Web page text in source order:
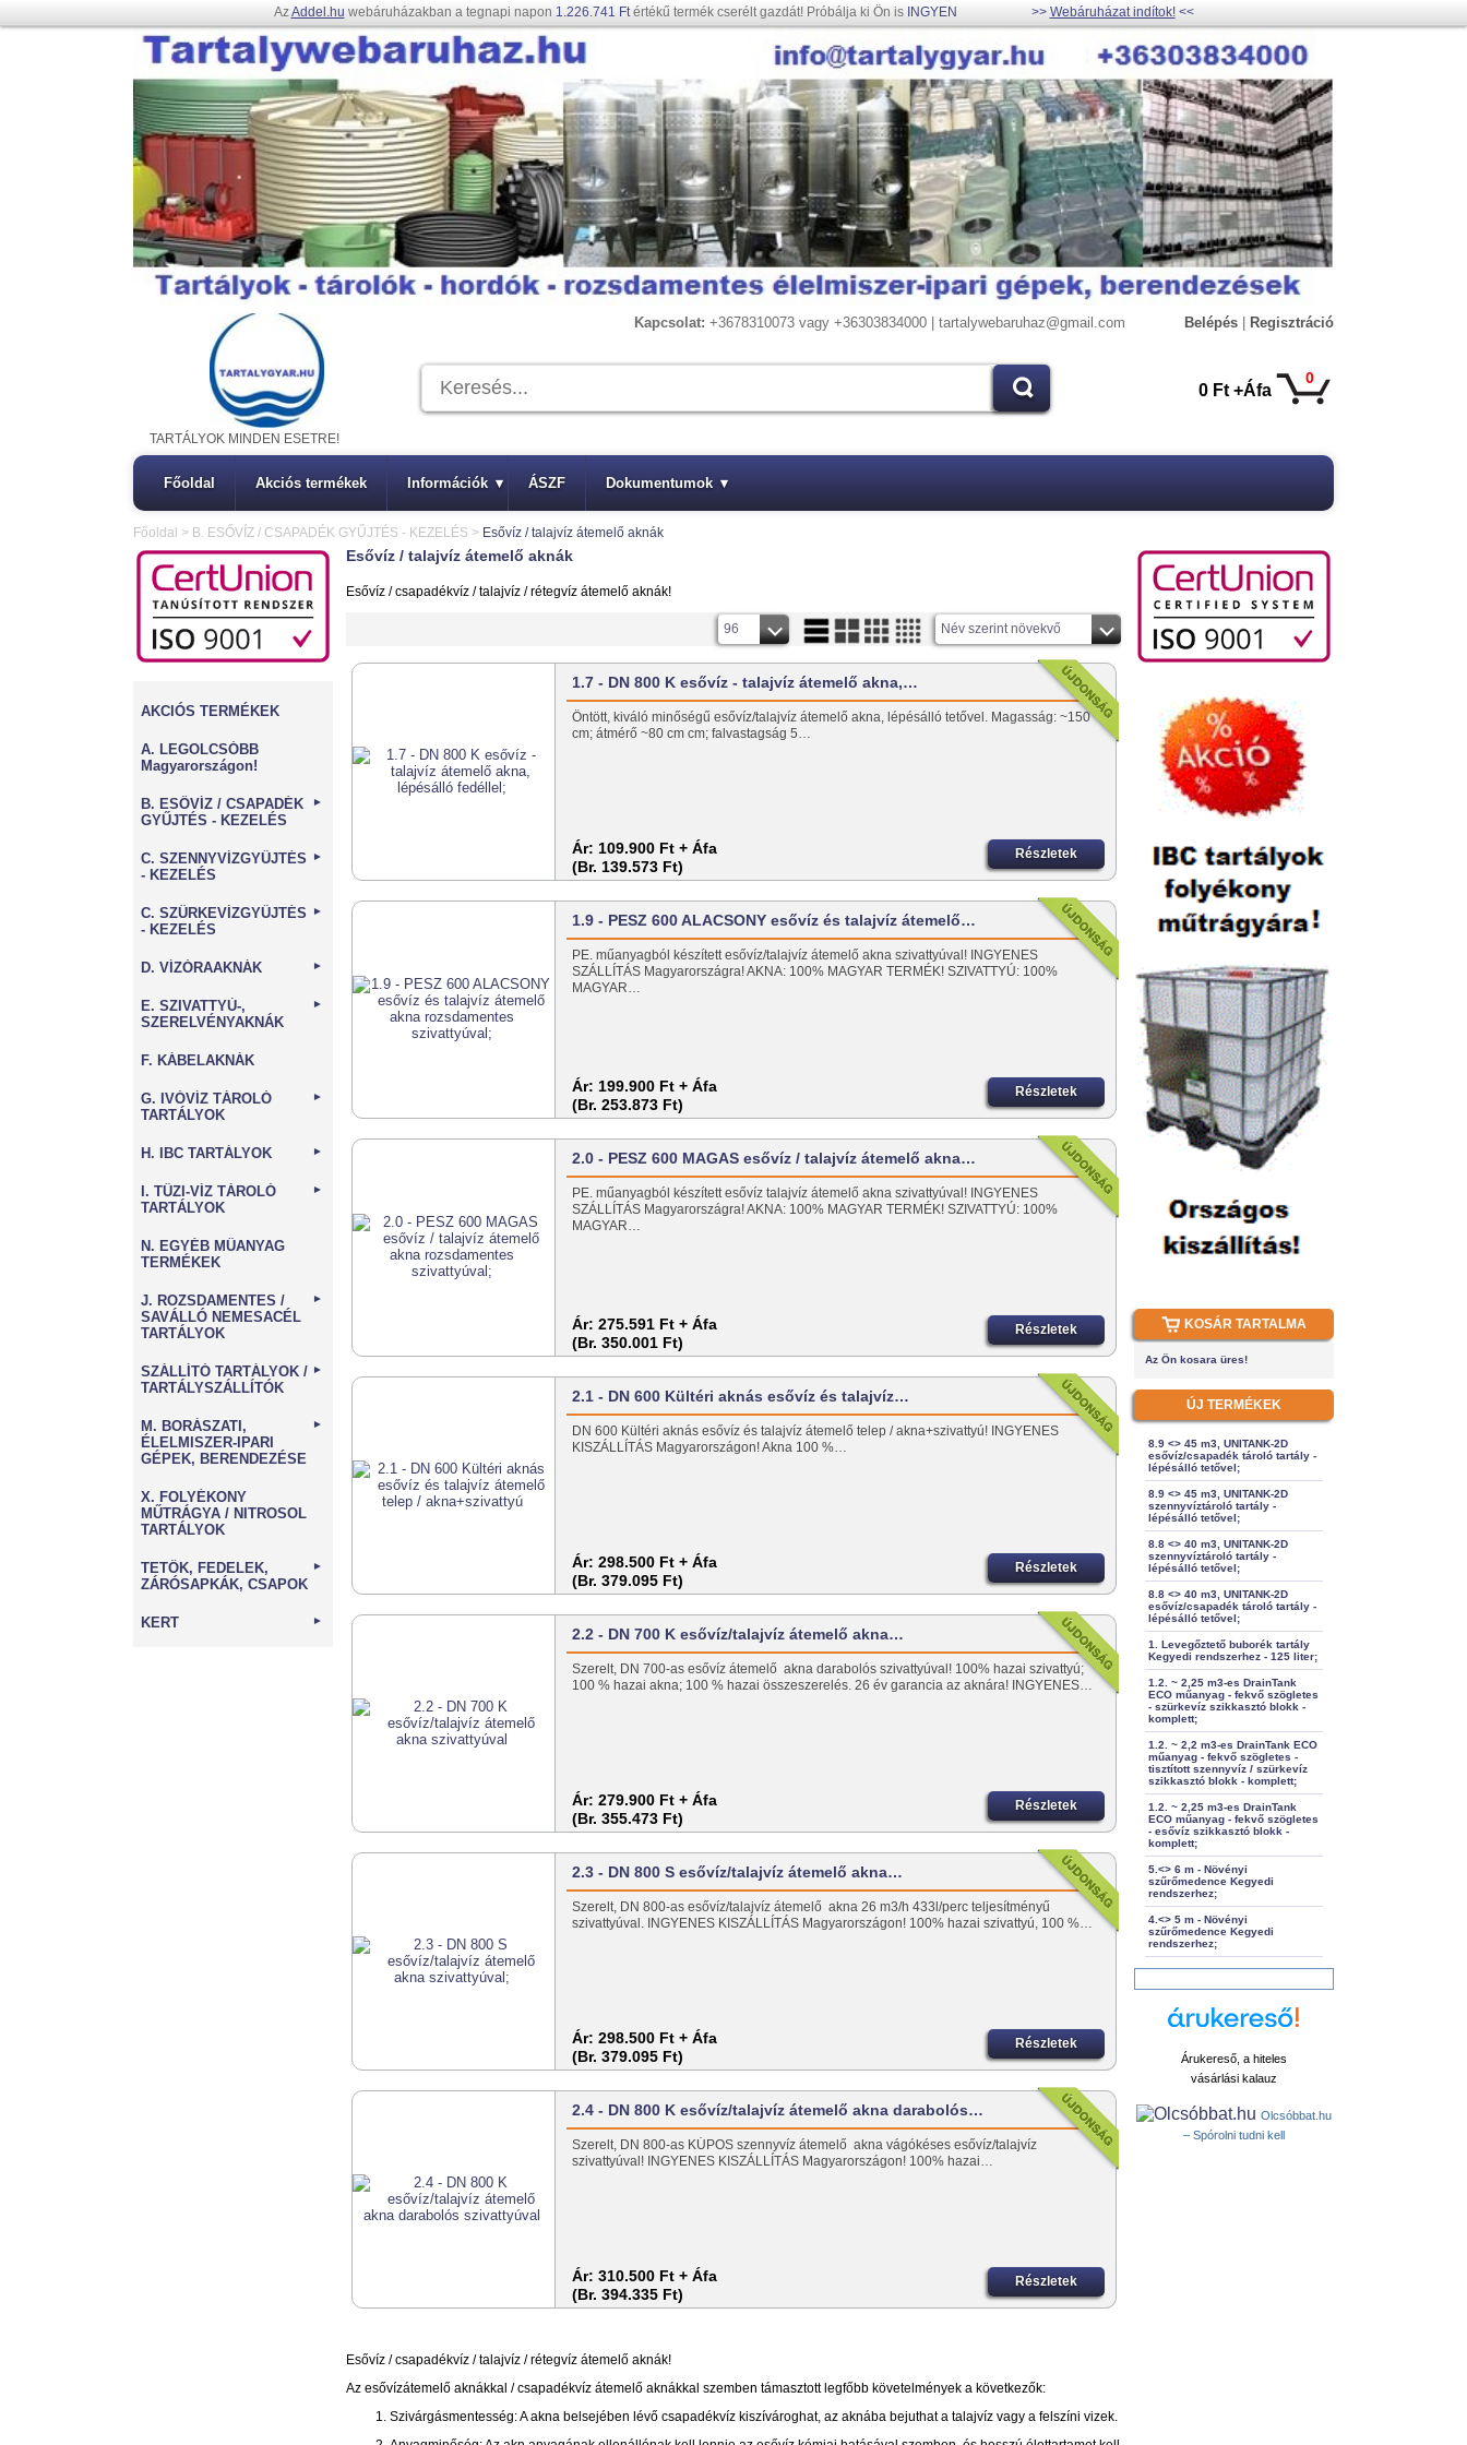
AzAddel.hu webáruházakban a tegnapi napon 1.226.741 Ftértékű termék cserélt gazdát! Próbálja ki Ön is INGYEN >> Webáruházat indítok!<<
Kapcsolat: +3678310073 vagy +36303834000 | tartalywebaruhaz@gmail.com Belépés Regisztráció
0
0 Ft +Áfa
TARTÁLYOK MINDEN ESETRE!
Főoldal Akciós termékek Információk ▾ ÁSZF Dokumentumok ▾
Főoldal > B. ESŐVÍZ / CSAPADÉK GYŰJTÉS - KEZELÉS > Esővíz / talajvíz átemelő aknák
AKCIÓS TERMÉKEK
A. LEGOLCSÓBB
Magyarországon!
B. ESŐVÍZ / CSAPADÉK
GYŰJTÉS - KEZELÉS
►
C. SZENNYVÍZGYŰJTÉS
- KEZELÉS
►
C. SZÜRKEVÍZGYŰJTÉS
- KEZELÉS
►
D. VÍZÓRAAKNÁK ►
E. SZIVATTYÚ-,
SZERELVÉNYAKNÁK
►
F. KÁBELAKNÁK
G. IVÓVÍZ TÁROLÓ
TARTÁLYOK
►
H. IBC TARTÁLYOK ►
I. TŰZI-VÍZ TÁROLÓ
TARTÁLYOK
►
N. EGYÉB MŰANYAG
TERMÉKEK
J. ROZSDAMENTES /
SAVÁLLÓ NEMESACÉL
TARTÁLYOK
►
SZÁLLÍTÓ TARTÁLYOK /
TARTÁLYSZÁLLÍTÓK
►
M. BORÁSZATI,
ÉLELMISZER-IPARI
GÉPEK, BERENDEZÉSE
►
X. FOLYÉKONY
MŰTRÁGYA / NITROSOL
TARTÁLYOK
TETŐK, FEDELEK,
ZÁRÓSAPKÁK, CSAPOK
►
KERT ►
Esővíz / talajvíz átemelő aknák
Esővíz / csapadékvíz / talajvíz / rétegvíz átemelő aknák!
96 Név szerint növekvő
1.7 - DN 800 K esővíz - talajvíz átemelő akna,…
Öntött, kiváló minőségű esővíz/talajvíz átemelő akna, lépésálló tetővel. Magasság: ~150
cm; átmérő ~80 cm cm; falvastagság 5…
Ár: 109.900 Ft + Áfa
(Br. 139.573 Ft)
Részletek
1.9 - PESZ 600 ALACSONY esővíz és talajvíz átemelő…
PE. műanyagból készített esővíz/talajvíz átemelő akna szivattyúval! INGYENES
SZÁLLÍTÁS Magyarországra! AKNA: 100% MAGYAR TERMÉK! SZIVATTYÚ: 100%
MAGYAR…
Ár: 199.900 Ft + Áfa
(Br. 253.873 Ft)
Részletek
2.0 - PESZ 600 MAGAS esővíz / talajvíz átemelő akna…
PE. műanyagból készített esővíz talajvíz átemelő akna szivattyúval! INGYENES
SZÁLLÍTÁS Magyarországra! AKNA: 100% MAGYAR TERMÉK! SZIVATTYÚ: 100%
MAGYAR…
Ár: 275.591 Ft + Áfa
(Br. 350.001 Ft)
Részletek
2.1 - DN 600 Kültéri aknás esővíz és talajvíz…
DN 600 Kültéri aknás esővíz és talajvíz átemelő telep / akna+szivattyú! INGYENES
KISZÁLLÍTÁS Magyarországon! Akna 100 %…
Ár: 298.500 Ft + Áfa
(Br. 379.095 Ft)
Részletek
2.2 - DN 700 K esővíz/talajvíz átemelő akna…
Szerelt, DN 700-as esővíz átemelő akna darabolós szivattyúval! 100% hazai szivattyú;
100 % hazai akna; 100 % hazai összeszerelés. 26 év garancia az aknára! INGYENES…
Ár: 279.900 Ft + Áfa
(Br. 355.473 Ft)
Részletek
2.3 - DN 800 S esővíz/talajvíz átemelő akna…
Szerelt, DN 800-as esővíz/talajvíz átemelő akna 26 m3/h 433l/perc teljesítményű
szivattyúval. INGYENES KISZÁLLÍTÁS Magyarországon! 100% hazai szivattyú, 100 %…
Ár: 298.500 Ft + Áfa
(Br. 379.095 Ft)
Részletek
2.4 - DN 800 K esővíz/talajvíz átemelő akna darabolós…
Szerelt, DN 800-as KÚPOS szennyvíz átemelő akna vágókéses esővíz/talajvíz
szivattyúval! INGYENES KISZÁLLÍTÁS Magyarországon! 100% hazai…
Ár: 310.500 Ft + Áfa
(Br. 394.335 Ft)
Részletek
Esővíz / csapadékvíz / talajvíz / rétegvíz átemelő aknák!
Az esővízátemelő aknákkal / csapadékvíz átemelő aknákkal szemben támasztott legfőbb követelmények a következők:
Szivárgásmentesség: A akna belsejében lévő csapadékvíz kiszívároghat, az aknába bejuthat a talajvíz vagy a felszíni vizek.
KOSÁR TARTALMA
Az Ön kosara üres!
ÚJ TERMÉKEK
8.9 <> 45 m3, UNITANK-2D
esővíz/csapadék tároló tartály -
lépésálló tetővel;
8.9 <> 45 m3, UNITANK-2D
szennyvíztároló tartály -
lépésálló tetővel;
8.8 <> 40 m3, UNITANK-2D
szennyvíztároló tartály -
lépésálló tetővel;
8.8 <> 40 m3, UNITANK-2D
esővíz/csapadék tároló tartály -
lépésálló tetővel;
1. Levegőztető buborék tartály
Kegyedi rendszerhez - 125 liter;
1.2. ~ 2,25 m3-es DrainTank
ECO műanyag - fekvő szögletes
- szürkevíz szikkasztó blokk -
komplett;
1.2. ~ 2,2 m3-es DrainTank ECO
műanyag - fekvő szögletes -
tisztított szennyvíz / szürkevíz
szikkasztó blokk - komplett;
1.2. ~ 2,25 m3-es DrainTank
ECO műanyag - fekvő szögletes
- esővíz szikkasztó blokk -
komplett;
5.<> 6 m - Növényi
szűrőmedence Kegyedi
rendszerhez;
4.<> 5 m - Növényi
szűrőmedence Kegyedi
rendszerhez;
Árukereső, a hiteles
vásárlási kalauz
Olcsóbbat.hu
– Spórolni tudni kell